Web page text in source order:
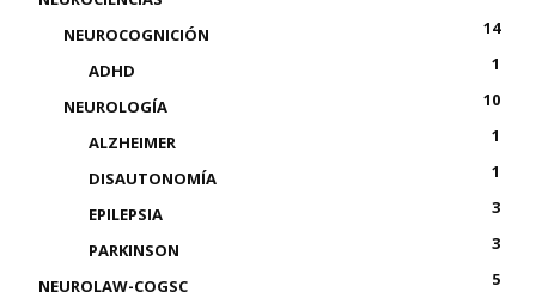
NEUROCOGNICIÓN
14
ADHD
1
NEUROLOGÍA
10
ALZHEIMER
1
DISAUTONOMÍA
1
EPILEPSIA
3
PARKINSON
3
NEUROLAW-COGSC
5